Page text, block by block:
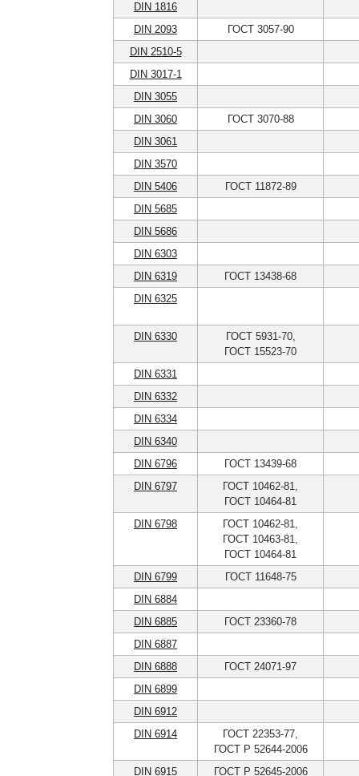
DIN 1816
DIN 2093
ГОСТ 3057-90
DIN 2510-5
DIN 3017-1
DIN 3055
DIN 3060
ГОСТ 3070-88
DIN 3061
DIN 3570
DIN 5406
ГОСТ 11872-89
DIN 5685
DIN 5686
DIN 6303
DIN 6319
ГОСТ 13438-68
DIN 6325
DIN 6330
ГОСТ 5931-70,
ГОСТ 15523-70
DIN 6331
DIN 6332
DIN 6334
DIN 6340
DIN 6796
ГОСТ 13439-68
DIN 6797
ГОСТ 10462-81,
ГОСТ 10464-81
DIN 6798
ГОСТ 10462-81,
ГОСТ 10463-81,
ГОСТ 10464-81
DIN 6799
ГОСТ 11648-75
DIN 6884
DIN 6885
ГОСТ 23360-78
DIN 6887
DIN 6888
ГОСТ 24071-97
DIN 6899
DIN 6912
DIN 6914
ГОСТ 22353-77,
ГОСТ Р 52644-2006
DIN 6915
ГОСТ Р 52645-2006